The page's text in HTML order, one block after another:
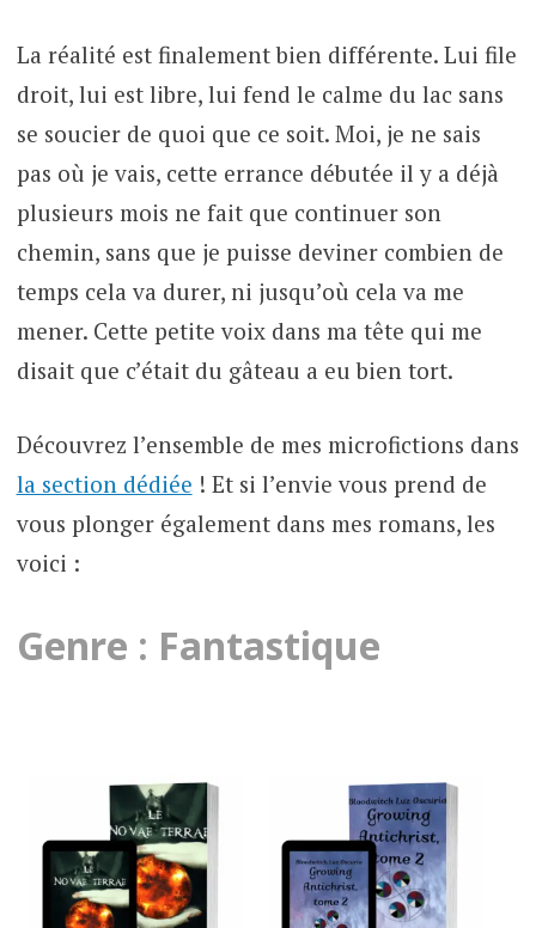
La réalité est finalement bien différente. Lui file
droit, lui est libre, lui fend le calme du lac sans
se soucier de quoi que ce soit. Moi, je ne sais
pas où je vais, cette errance débutée il y a déjà
plusieurs mois ne fait que continuer son
chemin, sans que je puisse deviner combien de
temps cela va durer, ni jusqu’où cela va me
mener. Cette petite voix dans ma tête qui me
disait que c’était du gâteau a eu bien tort.
Découvrez l’ensemble de mes microfictions dans
la section dédiée ! Et si l’envie vous prend de
vous plonger également dans mes romans, les
voici :
Genre : Fantastique